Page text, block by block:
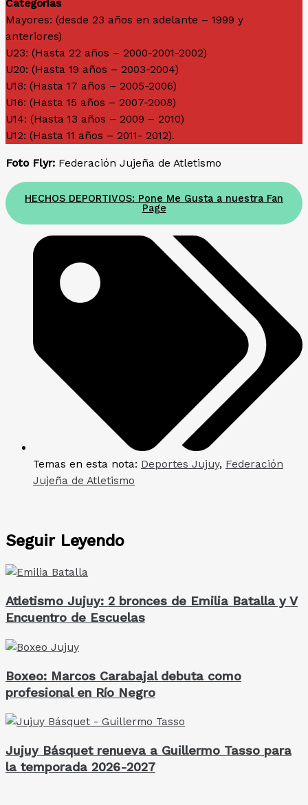
Categorías
Mayores: (desde 23 años en adelante – 1999 y
anteriores)
U23: (Hasta 22 años – 2000-2001-2002)
U20: (Hasta 19 años – 2003-2004)
U18: (Hasta 17 años – 2005-2006)
U16: (Hasta 15 años – 2007-2008)
U14: (Hasta 13 años – 2009 – 2010)
U12: (Hasta 11 años – 2011- 2012).
Foto Flyr: Federación Jujeña de Atletismo
HECHOS DEPORTIVOS: Pone Me Gusta a nuestra Fan
Page
Temas en esta nota: Deportes Jujuy, Federación
Jujeña de Atletismo
Seguir Leyendo
Atletismo Jujuy: 2 bronces de Emilia Batalla y V
Encuentro de Escuelas
Boxeo: Marcos Carabajal debuta como
profesional en Río Negro
Jujuy Básquet renueva a Guillermo Tasso para
la temporada 2026-2027